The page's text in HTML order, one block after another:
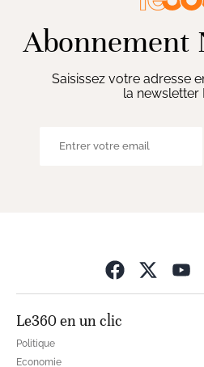
Abonnement
Saisissez votre adresse
la newsletter
Le360 en un clic
Politique
Economie